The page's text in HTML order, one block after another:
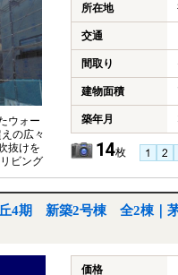
ウォー
の広々
抜けを
ビング
所在地
交通
間取り
建物面積
築年月
14枚
4期 新築2号棟 全2棟｜
価格